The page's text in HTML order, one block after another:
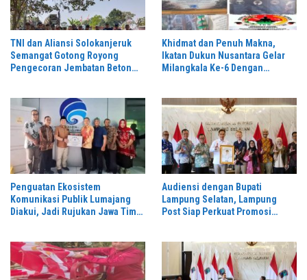
TNI dan Aliansi Solokanjeruk
Semangat Gotong Royong
Pengecoran Jembatan Beton
Khidmat dan Penuh Makna,
Ikatan Dukun Nusantara Gelar
Milangkala Ke-6 Dengan
Penguatan Ekosistem
Komunikasi Publik Lumajang
Diakui, Jadi Rujukan Jawa Timur
Audiensi dengan Bupati
Lampung Selatan, Lampung
Post Siap Perkuat Promosi